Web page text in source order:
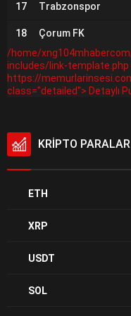
17 Trabzonspor
18 Çorum FK
/home/
includes/link-template.php
https://
class="detailed"> Detaylı
KRİPTO PARALAR
ETH
XRP
USDT
SOL